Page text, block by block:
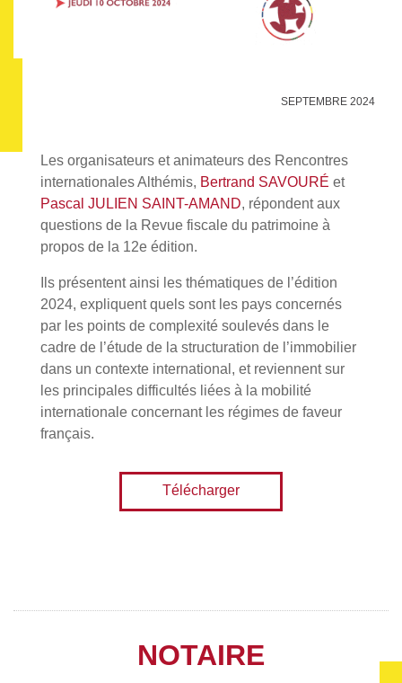
SEPTEMBRE 2024
Les organisateurs et animateurs des Rencontres
internationales Althémis, Bertrand SAVOURÉ et
Pascal JULIEN SAINT-AMAND, répondent aux
questions de la Revue fiscale du patrimoine à
propos de la 12e édition.
Ils présentent ainsi les thématiques de l’édition
2024, expliquent quels sont les pays concernés
par les points de complexité soulevés dans le
cadre de l’étude de la structuration de l’immobilier
dans un contexte international, et reviennent sur
les principales difficultés liées à la mobilité
internationale concernant les régimes de faveur
français.
Télécharger
NOTAIRE